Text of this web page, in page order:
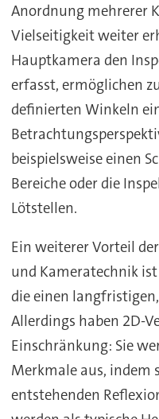
Anordnung mehrerer
Vielseitigkeit weiter
Hauptkamera den
erfasst, ermöglichen
definierten Winkeln
beispielsweise einen
Bereiche oder die
Lötstellen.
Ein weiterer Vorteil
und Kameratechnik
die einen
Allerdings haben 2D-
Einschränkung: Sie
Merkmale aus, indem
entstehenden